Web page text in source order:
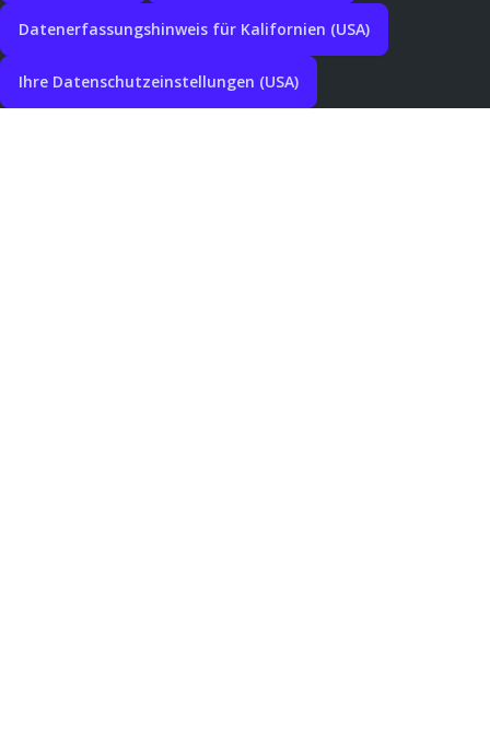
Datenerfassungshinweis für Kalifornien (USA)
Ihre Datenschutzeinstellungen (USA)